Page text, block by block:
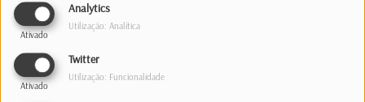
Analytics
Ativado
Utilização: Analítica
Twitter
Ativado
Utilização: Funcionalidade
Uma conta bancária em Portugal está ligada
à fraude de milhões da Cáritas do